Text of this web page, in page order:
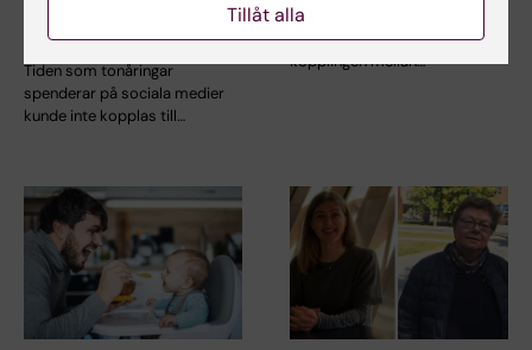
ohälsa
Tiden som tonåringar
spenderar på sociala medier
kunde inte kopplas till…
StratNeuro har etablerat ett
studentråd för att stärka
kopplingen mellan…
Tillåt alla